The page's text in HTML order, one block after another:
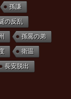
孫謙
の反乱
孫暠の弟
衛温
長安脱出